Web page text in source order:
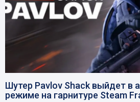
Шутер Pavlov Shack выйдет в
режиме на гарнитуре Steam